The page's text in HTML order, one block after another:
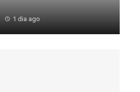
1 dia ago